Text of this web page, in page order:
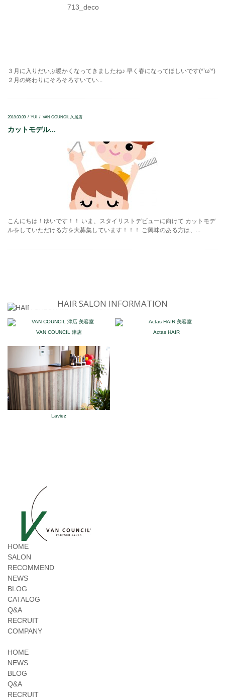
３月に入りだいぶ暖かくなってきましたね♪ 早く春になってほしいです(*’ω’*)
２月の終わりにそろそろすいてい...
2018.03.09 YUI VAN COUNCIL 久居店
カットモデル...
こんにちは！ゆいです！！ いま、スタイリストデビューに向けて カットモデ
ルをしていただける方を大募集しています！！！ ご興味のある方は、...
HAIR SALON INFORMATION
VAN COUNCIL 津店 Actas HAIR
Laviez
HOME
SALON
RECOMMEND
NEWS
BLOG
CATALOG
Q&A
RECRUIT
COMPANY
HOME
NEWS
BLOG
Q&A
RECRUIT